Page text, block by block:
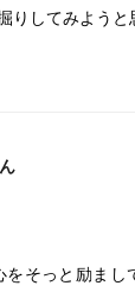
りしてみようと
そっと励まし